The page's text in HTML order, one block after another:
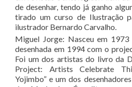
de desenhar, tendo já ganho
tirado um curso de Ilustração
ilustrador Bernardo Carvalho.
Miguel Jorge: Nasceu em
desenhada em 1994 com o
Foi um dos artistas do livro da
Project: Artists Celebrate
Yojimbo” e um dos